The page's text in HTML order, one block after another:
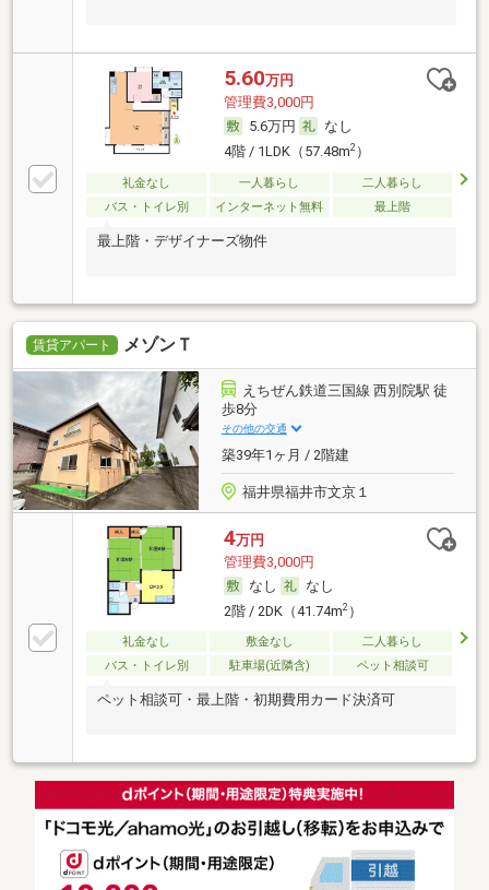
5.60万円
管理費3,000円
5.6万円
なし
4階 / 1LDK（57.48m2）
礼金なし 一人暮らし
二人暮らし
バス・トイレ別
インターネット無料 最上階
最上階・デザイナーズ物件
賃貸アパート メゾンＴ
えちぜん鉄道三国線 西別院駅 徒
歩8分
その他の交通
築39年1ヶ月 / 2階建
福井県福井市文京１
4万円
管理費3,000円
なし
なし
2階 / 2DK（41.74m2）
礼金なし 敷金なし
二人暮らし
バス・トイレ別
駐車場(近隣含) ペット相談可
ペット相談可・最上階・初期費用カード決済可